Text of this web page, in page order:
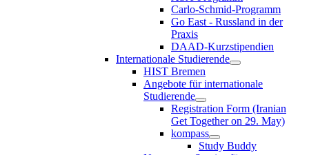
Carlo-Schmid-Programm
Go East - Russland in der
Praxis
DAAD-Kurzstipendien
Internationale Studierende
HIST Bremen
Angebote für internationale
Studierende
Registration Form (Iranian
Get Together on 29. May)
kompass
Study Buddy